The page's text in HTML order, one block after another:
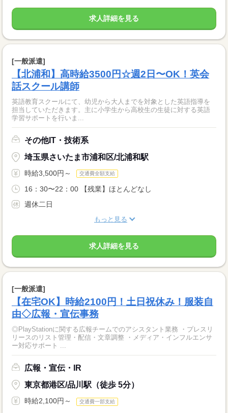
求人詳細を見る
[一般派遣]
【北浦和】高時給3500円☆週2日〜OK！英会
話スクール講師
英語教育スクールにて、幼児から大人までを対象とした英語指導を
担当していただきます。主に小学生から高校生の生徒に対する英語
学習サポートを行いま...
その他IT・技術系
埼玉県さいたま市浦和区/北浦和駅
時給3,500円～ 交通費全額支給
16：30〜22：00 【残業】ほとんどなし
週休二日
もっと見る
求人詳細を見る
[一般派遣]
【在宅OK】時給2100円！土日祝休み！服装自
由◇広報・宣伝事務
◎PlayStationに関する広報チームでのアシスタント業務 ・プレスリ
リースのリスト管理・配信・文章調整 ・メディア・インフルエンサ
ー対応サポート ...
広報・宣伝・IR
東京都港区/品川駅（徒歩 5分）
時給2,100円～ 交通費一部支給